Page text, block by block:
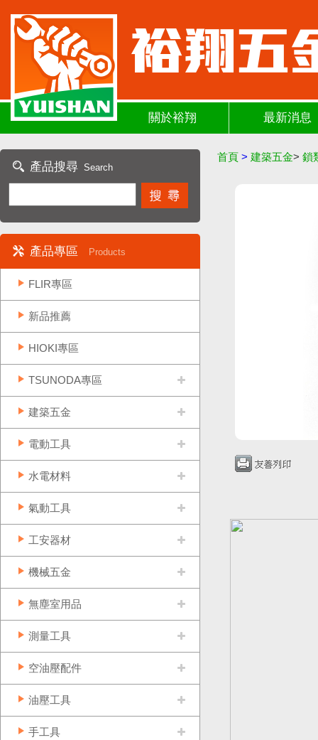
關於裕翔 最新消息
產品搜尋 Search
產品專區 Products
FLIR專區
新品推薦
HIOKI專區
TSUNODA專區
建築五金
電動工具
水電材料
氣動工具
工安器材
機械五金
無塵室用品
測量工具
空油壓配件
油壓工具
手工具
首頁 > 建築五金> 鎖